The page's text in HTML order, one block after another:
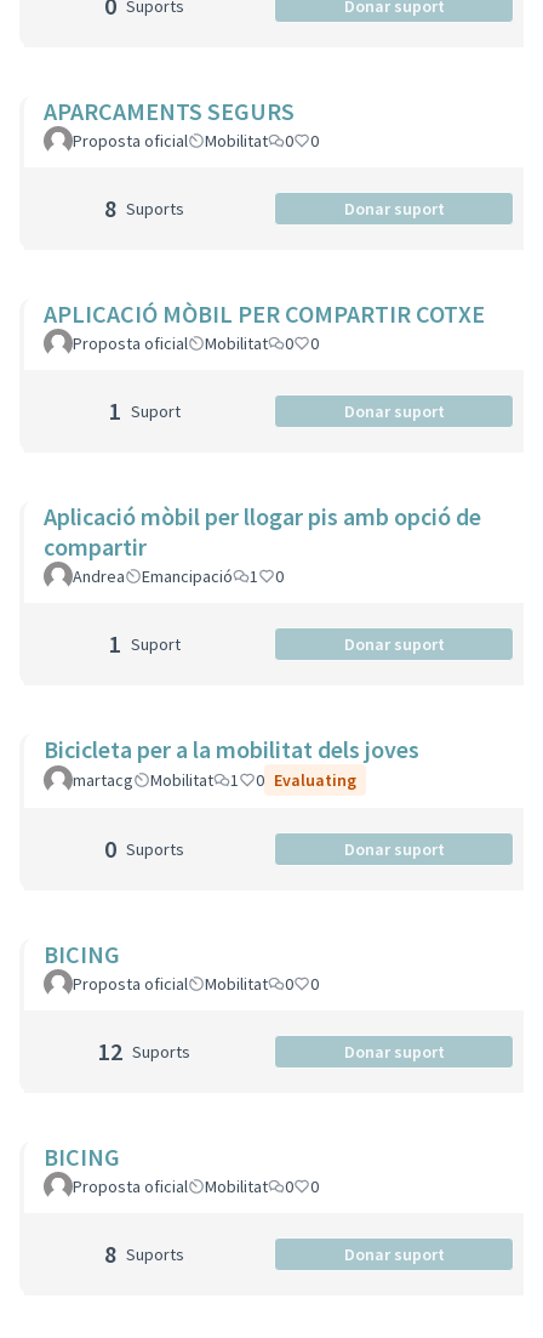
Suports Donar suport
APARCAMENTS SEGURS
Proposta oficial Mobilitat 0 0
8 Suports Donar suport
APLICACIÓ MÒBIL PER COMPARTIR COTXE
Proposta oficial Mobilitat 0 0
1 Suport Donar suport
Aplicació mòbil per llogar pis amb opció de
compartir
Andrea Emancipació 1 0
1 Suport Donar suport
Bicicleta per a la mobilitat dels joves
martacg Mobilitat 1 0 Evaluating
0 Suports Donar suport
BICING
Proposta oficial Mobilitat 0 0
12 Suports Donar suport
BICING
Proposta oficial Mobilitat 0 0
8 Suports Donar suport